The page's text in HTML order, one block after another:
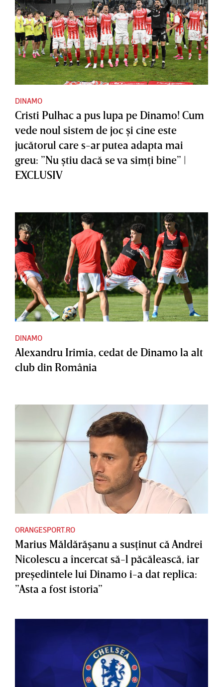
DINAMO
Cristi Pulhac a pus lupa pe Dinamo! Cum
vede noul sistem de joc şi cine este
jucătorul care s-ar putea adapta mai
greu: ”Nu ştiu dacă se va simţi bine” |
EXCLUSIV
DINAMO
Alexandru Irimia, cedat de Dinamo la alt
club din România
ORANGESPORT.RO
Marius Măldărăşanu a susţinut că Andrei
Nicolescu a încercat să-l păcălească, iar
preşedintele lui Dinamo i-a dat replica:
”Asta a fost istoria”